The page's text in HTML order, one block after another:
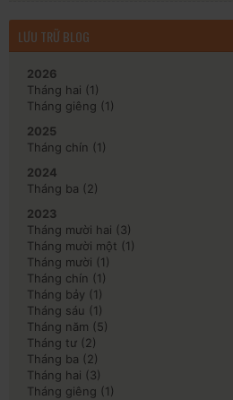
LƯU TRỮ BLOG
2026
Tháng hai (1)
Tháng giêng (1)
2025
Tháng chín (1)
2024
Tháng ba (2)
2023
Tháng mười hai (3)
Tháng mười một (1)
Tháng mười (1)
Tháng chín (1)
Tháng bảy (1)
Tháng sáu (1)
Tháng năm (5)
Tháng tư (2)
Tháng ba (2)
Tháng hai (3)
Tháng giêng (1)